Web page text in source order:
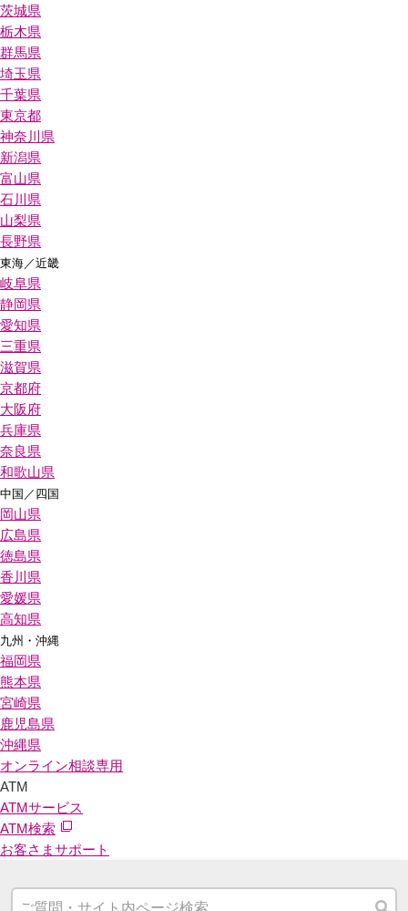
茨城県
栃木県
群馬県
埼玉県
千葉県
東京都
神奈川県
新潟県
富山県
石川県
山梨県
長野県
東海／近畿
岐阜県
静岡県
愛知県
三重県
滋賀県
京都府
大阪府
兵庫県
奈良県
和歌山県
中国／四国
岡山県
広島県
徳島県
香川県
愛媛県
高知県
九州・沖縄
福岡県
熊本県
宮崎県
鹿児島県
沖縄県
オンライン相談専用
ATM
ATMサービス
ATM検索
お客さまサポート